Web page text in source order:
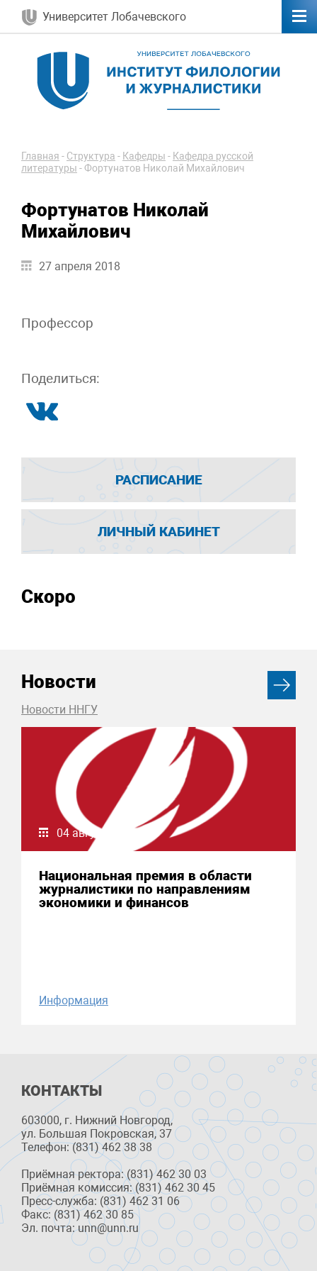
Университет Лобачевского
Главная - Структура - Кафедры - Кафедра русской
литературы -Фортунатов Николай Михайлович
Фортунатов Николай
Михайлович
27 апреля 2018
Профессор
Поделиться:
РАСПИСАНИЕ
ЛИЧНЫЙ КАБИНЕТ
Скоро
Новости
Новости ННГУ
04 августа 2026
Национальная премия в области
журналистики по направлениям
экономики и финансов
Информация
КОНТАКТЫ
603000, г. Нижний Новгород,
ул. Большая Покровская, 37
Телефон: (831) 462 38 38
Приёмная ректора: (831) 462 30 03
Приёмная комиссия: (831) 462 30 45
Пресс-служба: (831) 462 31 06
Факс: (831) 462 30 85
Эл. почта: unn@unn.ru